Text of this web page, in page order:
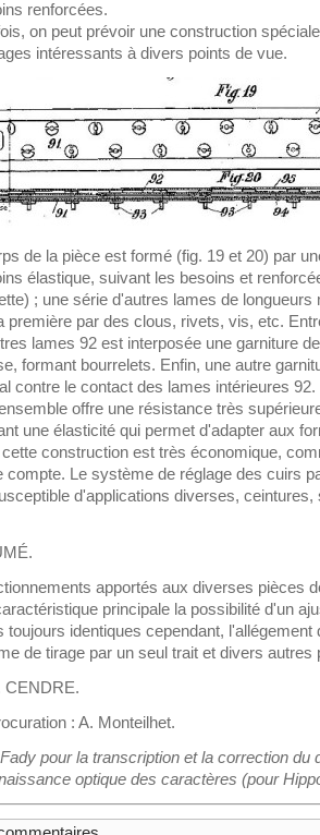
renforcées.
on peut prévoir une construction
intéressants à divers points de vue.
de la pièce est formé (fig. 19 et 20) par
élastique, suivant les besoins et
; une série d'autres lames de
première par des clous, rivets, vis, etc.
lames 92 est interposée une garniture
formant bourrelets. Enfin, une autre
contre le contact des lames intérieures 92.
offre une résistance très
une élasticité qui permet d'adapter aux
construction est très économique,
compte. Le système de réglage des cuirs
d'applications diverses,
apportés aux diverses pièces
principale la possibilité d'un
toujours identiques cependant, l'allégement
de tirage par un seul trait et divers autres
CENDRE.
: A. Monteilhet.
pour la transcription et la correction du
optique des caractères (pour